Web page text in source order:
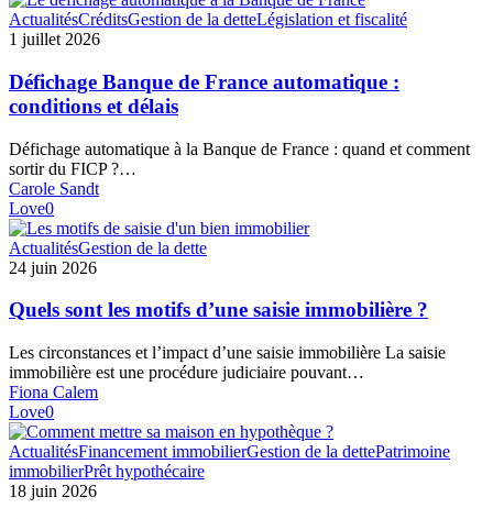
Défichage
Banque
France
automatique
:
et
délais
ActualitésCréditsGestion de la detteLégislation et fiscalité
1 juillet 2026
Défichage Banque de France automatique :
conditions et délais
Défichage automatique à la Banque de France : quand et comment
sortir du FICP ?…
Carole Sandt
Love0
Quels
sont
motifs
d’une
saisie
immobilière
?
ActualitésGestion de la dette
24 juin 2026
Quels sont les motifs d’une saisie immobilière ?
Les circonstances et l’impact d’une saisie immobilière La saisie
immobilière est une procédure judiciaire pouvant…
Fiona Calem
Love0
Hypothéquer
sa
maison
ActualitésFinancement immobilierGestion de la dettePatrimoine
immobilierPrêt hypothécaire
18 juin 2026